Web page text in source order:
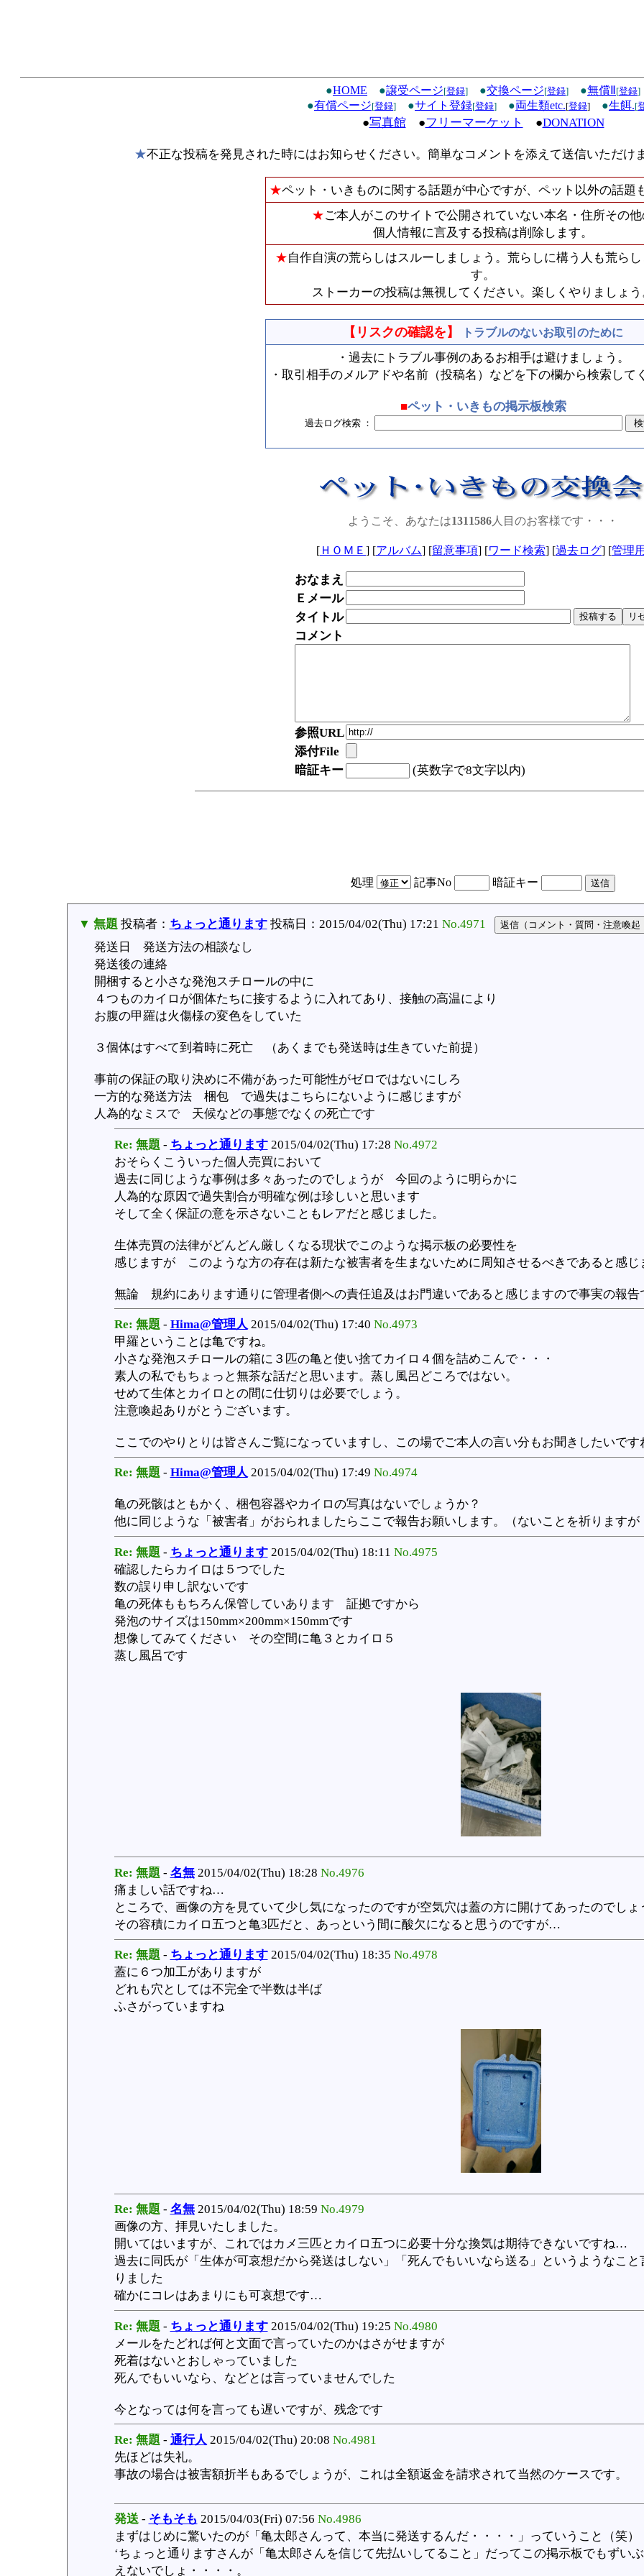
●HOME ●譲受ページ[登録] ●交換ページ[登録] ●無償Ⅱ [登録]
●有償ページ[登録] ●サイト登録[登録] ●両生類etc.[登録] ●生餌.[
●写真館●フリーマーケット ●DONATION
★不正な投稿を発見された時にはお知らせください。簡単なコメントを添えて送信いただけ
★ペット・いきものに関する話題が中心ですが、ペット以外の話題
★ご本人がこのサイトで公開されていない本名・住所その
個人情報に言及する投稿は削除します。
★自作自演の荒らしはスルーしましょう。荒らしに構う人も荒ら
す。
ストーカーの投稿は無視してください。楽しくやりましょ
【リスクの確認を】 トラブルのないお取引のために
・過去にトラブル事例のあるお相手は避けましょう。
・取引相手のメルアドや名前（投稿名）などを下の欄から検索して
■ペット・いきもの掲示板検索
過去ログ検索 ：
ようこそ、あなたは1311586 人目のお客様です・・・
[ ＨＯＭＥ ] [アルバム] [留意事項] [ワード検索] [過去ログ] [管理
おなまえ
Ｅメール
タイトル
コメント
参照URL
添付File
暗証キー
(英数字で8文字以内)
処理 記事No 暗証キー
▼ 無題 投稿者： ちょっと通ります投稿日：2015/04/02(Thu) 17:21 No.4971
発送日 発送方法の相談なし
発送後の連絡
開梱すると小さな発泡スチロールの中に
４つものカイロが個体たちに接するように入れてあり、接触の高温により
お腹の甲羅は火傷様の変色をしていた
３個体はすべて到着時に死亡 （あくまでも発送時は生きていた前提）
事前の保証の取り決めに不備があった可能性がゼロではないにしろ
一方的な発送方法 梱包 で過失はこちらにないように感じますが
人為的なミスで 天候などの事態でなくの死亡です
Re: 無題 - ちょっと通ります2015/04/02(Thu) 17:28 No.4972
おそらくこういった個人売買において
過去に同じような事例は多々あったのでしょうが 今回のように明らかに
人為的な原因で過失割合が明確な例は珍しいと思います
そして全く保証の意を示さないこともレアだと感じました。
生体売買の法律がどんどん厳しくなる現状でこのような掲示板の必要性を
感じますが このような方の存在は新たな被害者を生まないために周知させるべきであると感じ
無論 規約にあります通りに管理者側への責任追及はお門違いであると感じますので事実の報告
Re: 無題 - Hima@管理人 2015/04/02(Thu) 17:40 No.4973
甲羅ということは亀ですね。
小さな発泡スチロールの箱に３匹の亀と使い捨てカイロ４個を詰めこんで・・・
素人の私でもちょっと無茶な話だと思います。蒸し風呂どころではない。
せめて生体とカイロとの間に仕切りは必要でしょう。
注意喚起ありがとうございます。
ここでのやりとりは皆さんご覧になっていますし、この場でご本人の言い分もお聞きしたいです
Re: 無題 - Hima@管理人 2015/04/02(Thu) 17:49 No.4974
亀の死骸はともかく、梱包容器やカイロの写真はないでしょうか？
他に同じような「被害者」がおられましたらここで報告お願いします。（ないことを祈りますが
Re: 無題 - ちょっと通ります2015/04/02(Thu) 18:11 No.4975
確認したらカイロは５つでした
数の誤り申し訳ないです
亀の死体ももちろん保管していあります 証拠ですから
発泡のサイズは150mm×200mm×150mmです
想像してみてください その空間に亀３とカイロ５
蒸し風呂です
Re: 無題 - 名無2015/04/02(Thu) 18:28 No.4976
痛ましい話ですね…
ところで、画像の方を見ていて少し気になったのですが空気穴は蓋の方に開けてあったのでしょ
その容積にカイロ五つと亀3匹だと、あっという間に酸欠になると思うのですが…
Re: 無題 - ちょっと通ります2015/04/02(Thu) 18:35 No.4978
蓋に６つ加工がありますが
どれも穴としては不完全で半数は半ば
ふさがっていますね
Re: 無題 - 名無2015/04/02(Thu) 18:59 No.4979
画像の方、拝見いたしました。
開いてはいますが、これではカメ三匹とカイロ五つに必要十分な換気は期待できないですね…
過去に同氏が「生体が可哀想だから発送はしない」「死んでもいいなら送る」というようなこ
りました
確かにコレはあまりにも可哀想です…
Re: 無題 - ちょっと通ります2015/04/02(Thu) 19:25 No.4980
メールをたどれば何と文面で言っていたのかはさがせますが
死着はないとおしゃっていました
死んでもいいなら、などとは言っていませんでした
今となっては何を言っても遅いですが、残念です
Re: 無題 - 通行人 2015/04/02(Thu) 20:08 No.4981
先ほどは失礼。
事故の場合は被害額折半もあるでしょうが、これは全額返金を請求されて当然のケースです。
発送- そもそも 2015/04/03(Fri) 07:56 No.4986
まずはじめに驚いたのが「亀太郎さんって、本当に発送するんだ・・・・」っていうこと（笑
‘ちょっと通りますさんが「亀太郎さんを信じて先払いしてること」だってこの掲示板でもず
えないでしょ・・・・。